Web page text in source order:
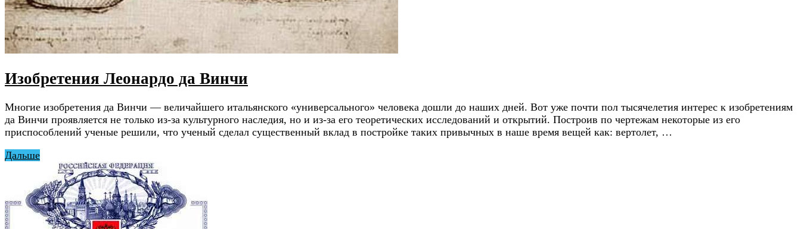
Изобретения Леонардо да Винчи
Многие изобретения да Винчи — величайшего итальянского «универсального» человека дошли до наших дней. Вот уже почти пол тысячелетия интерес к изобретениям
да Винчи проявляется не только из-за культурного наследия, но и из-за его теоретических исследований и открытий. Построив по чертежам некоторые из его
приспособлений ученые решили, что ученый сделал существенный вклад в постройке таких привычных в наше время вещей как: вертолет, …
Дальше